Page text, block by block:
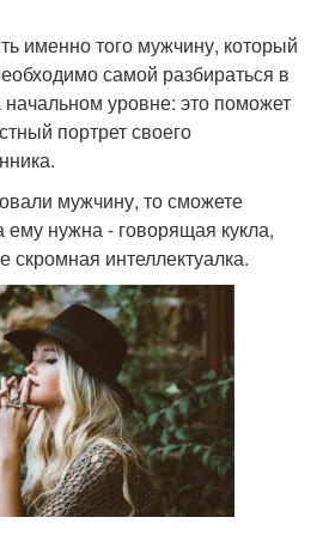
именно того мужчину, который
самой разбираться в
уровне: это поможет
портрет своего
мужчину, то сможете
ему нужна - говорящая кукла,
интеллектуалка.